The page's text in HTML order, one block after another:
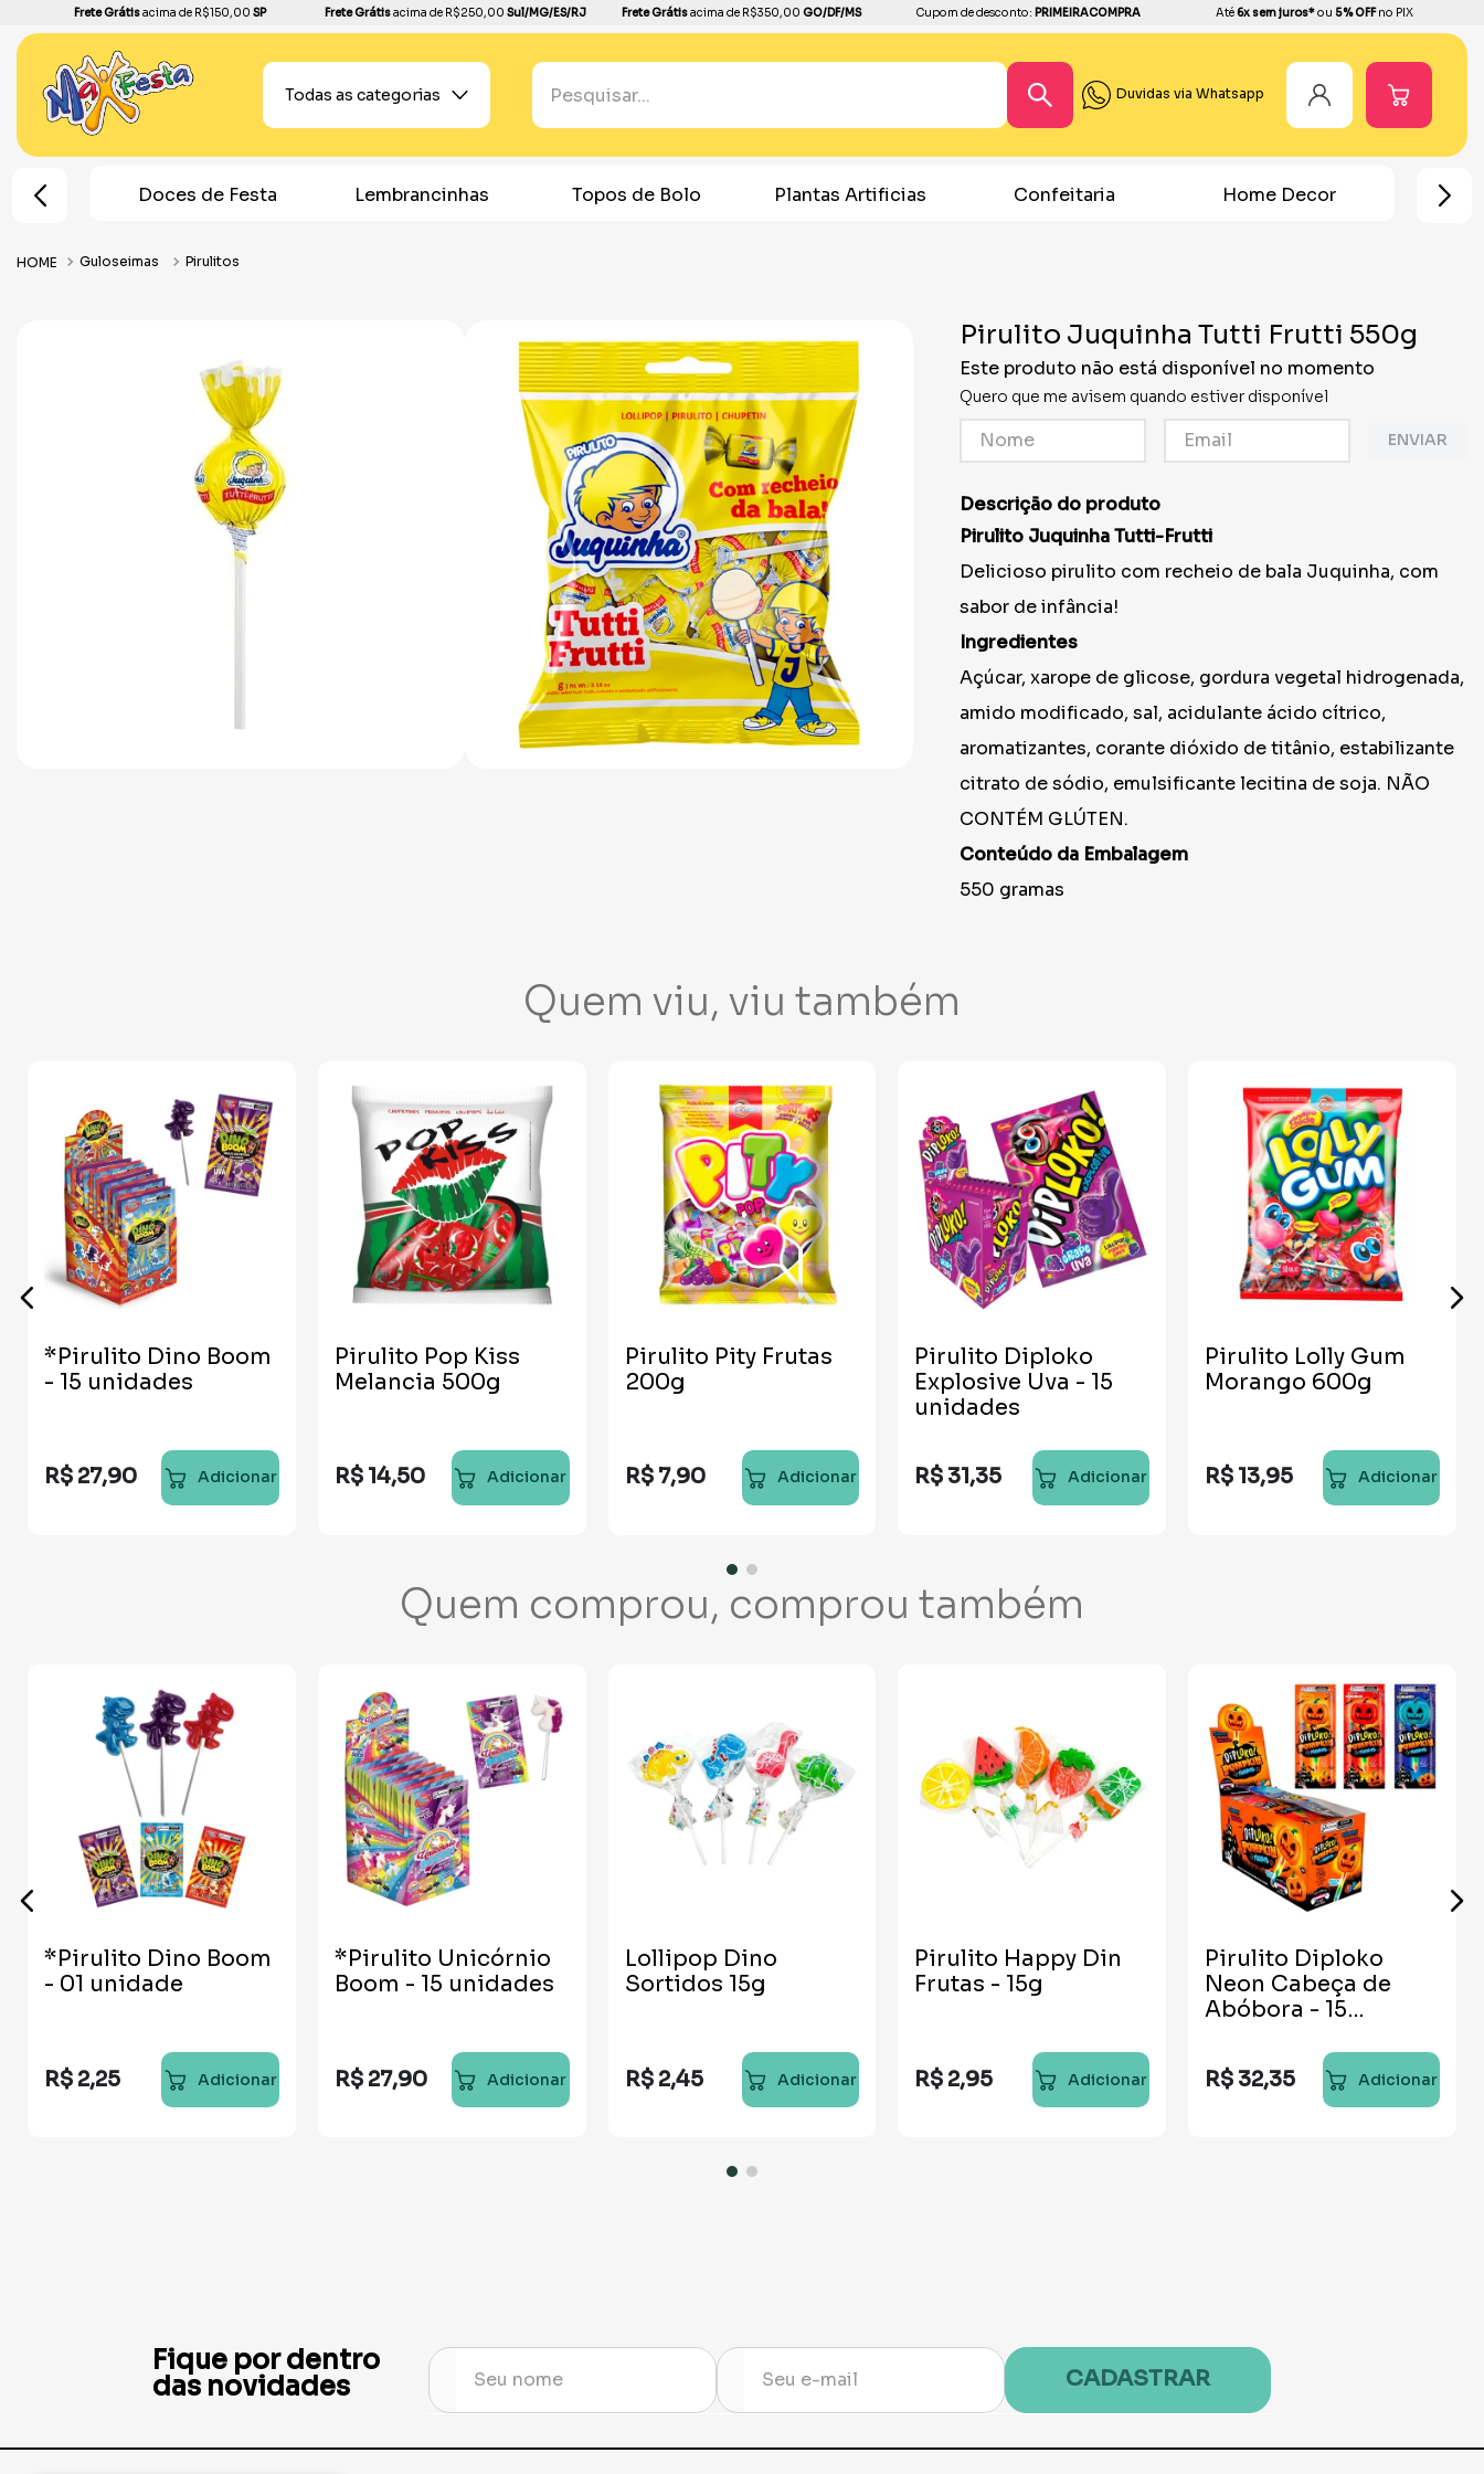
Frete Grátisacima de R$150,00 SP Frete Grátisacima de R$250,00Sul/MG/ES/RJ Frete Grátisacima de R$350,00GO/DF/MS Cupom de desconto:PRIMEIRACOMPRA Até6x sem juros*ou 5% OFFno PIX
Todas as categorias
Pesquisar...
TERMOS MAIS BUSCADOS
boleira
5º
dourado
6º
festa neon
7
toalha
8º
copo papel
9 º
prato
10º copo
Duvidas via Whatsapp
de Festa Lembrancinhas Topos de Bolo Plantas Artificias Confeitaria Home Decor Chá Revelação
Guloseimas Pirulitos
Pirulito Juquinha Tutti Frutti 550g
Este produto não está disponível no momento
Quero que me avisem quando estiver disponível
ENVIAR
Descrição do produto
Pirulito Juquinha Tutti-Frutti
Delicioso pirulito com recheio de bala Juquinha, com
sabor de infância!
Ingredientes
Açúcar, xarope de glicose, gordura vegetal hidrogenada,
amido modificado, sal, acidulante ácido cítrico,
aromatizantes, corante dióxido de titânio, estabilizante
citrato de sódio, emulsificante lecitina de soja. NÃO
CONTÉM GLÚTEN.
Conteúdo da Embalagem
550 gramas
Quem viu, viu também
*Pirulito Dino Boom
- 15 unidades
R$ 27,90 Adicionar
Pirulito Pop Kiss
Melancia 500g
R$ 14,50 Adicionar
Pirulito Pity Frutas
200g
R$ 7,90 Adicionar
Pirulito Diploko
Explosive Uva - 15
unidades
R$ 31,35 Adicionar
Pirulito Lolly Gum
Morango 600g
R$ 13,95 Adicionar
Quem comprou, comprou também
*Pirulito Dino Boom
- 01 unidade
R$ 2,25 Adicionar
*Pirulito Unicórnio
Boom - 15 unidades
R$ 27,90 Adicionar
Lollipop Dino
Sortidos 15g
R$ 2,45 Adicionar
Pirulito Happy Din
Frutas - 15g
R$ 2,95 Adicionar
Pirulito Diploko
Neon Cabeça de
Abóbora - 15
R$ 32,35 Adicionar
Fique por dentro
das novidades
CADASTRAR